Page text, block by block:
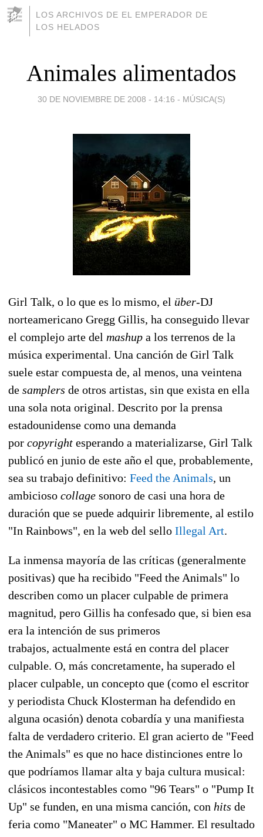
LOS ARCHIVOS DE EL EMPERADOR DE
LOS HELADOS
Animales alimentados
30 DE NOVIEMBRE DE 2008 - 14:16 - MÚSICA(S)
Girl Talk, o lo que es lo mismo, el über-DJ
norteamericano Gregg Gillis, ha conseguido llevar
el complejo arte del mashup a los terrenos de la
música experimental. Una canción de Girl Talk
suele estar compuesta de, al menos, una veintena
de samplers de otros artistas, sin que exista en ella
una sola nota original. Descrito por la prensa
estadounidense como una demanda
por copyright esperando a materializarse, Girl Talk
publicó en junio de este año el que, probablemente,
sea su trabajo definitivo: Feed the Animals, un
ambicioso collage sonoro de casi una hora de
duración que se puede adquirir libremente, al estilo
"In Rainbows", en la web del sello Illegal Art.
La inmensa mayoría de las críticas (generalmente
positivas) que ha recibido "Feed the Animals" lo
describen como un placer culpable de primera
magnitud, pero Gillis ha confesado que, si bien esa
era la intención de sus primeros
trabajos, actualmente está en contra del placer
culpable. O, más concretamente, ha superado el
placer culpable, un concepto que (como el escritor
y periodista Chuck Klosterman ha defendido en
alguna ocasión) denota cobardía y una manifiesta
falta de verdadero criterio. El gran acierto de "Feed
the Animals" es que no hace distinciones entre lo
que podríamos llamar alta y baja cultura musical:
clásicos incontestables como "96 Tears" o "Pump It
Up" se funden, en una misma canción, con hits de
feria como "Maneater" o MC Hammer. El resultado